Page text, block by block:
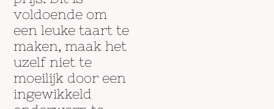
voldoende om
een leuke taart te
maken, maak het
uzelf niet te
moeilijk door een
ingewikkeld